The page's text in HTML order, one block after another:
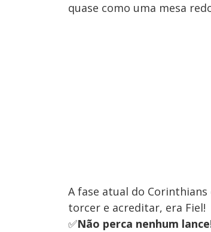
quase como uma mesa
A fase atual do
torcer e acreditar, era Fiel!
✅Não perca nenhum